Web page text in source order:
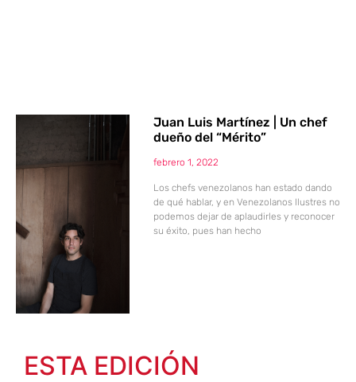
Juan Luis Martínez | Un chef
dueño del “Mérito”
febrero 1, 2022
Los chefs venezolanos han estado dando
de qué hablar, y en Venezolanos Ilustres no
podemos dejar de aplaudirles y reconocer
su éxito, pues han hecho
ESTA EDICIÓN